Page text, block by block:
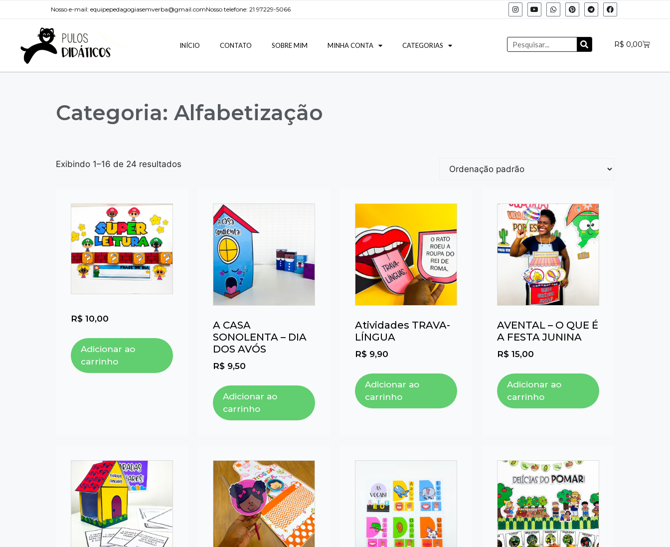
Nosso e-mail: equipepedagogiasemverba@gmail.comNosso telefone: 21 97229-5066
INÍCIO CONTATO SOBRE MIM MINHA CONTA CATEGORIAS R$ 0,00
Categoria: Alfabetização
Exibindo 1–16 de 24 resultados
R$ 10,00
Adicionar ao
carrinho
A CASA
SONOLENTA – DIA
DOS AVÓS
R$ 9,50
Adicionar ao
carrinho
Atividades TRAVA-
LÍNGUA
R$ 9,90
Adicionar ao
carrinho
AVENTAL – O QUE É
A FESTA JUNINA
R$ 15,00
Adicionar ao
carrinho